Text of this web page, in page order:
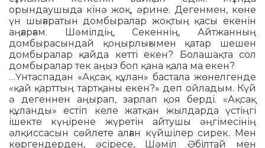
орындаушыда кінә жоқ, әрине. Дегенмен, көне
үн шығаратын домбыралар жоқтың қасы екенін
аңғарғам. Шәмілдің, Секеннің, Айтжанның
домбырасындай қоңырлығымен қатар шешен
домбыралар қайда кетті екен? Болашақта сол
домбыралар тек аңыз боп қана қала ма екен?
…Үнтаспадан «Ақсақ құлан» бастала жөнелгенде
«қай қарттың тартқаны екен?» деп ойладым. Күй
ә дегеннен аңырап, зарлап қоя берді. «Ақсақ
құланды» естіп келе жатқан жылдарда үстіңгі
ішекте күңірене жүретін айтушы әңгімесінің
әлқиссасын сөйлете алған күйшілер сирек. Мен
көргендерден, әсіресе, Шәміл Әбілтай мен